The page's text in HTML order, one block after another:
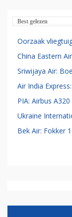
Best gelezen
Oorzaak
China Eastern
Sriwijaya Air:
Air India
PIA: Airbus A320
Ukraine
Bek Air: Fokker